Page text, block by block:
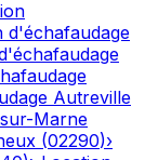
d'échafaudage
Autreville
Marne
(02290)›